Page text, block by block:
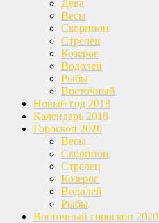
Дева
Весы
Скорпион
Стрелец
Козерог
Водолей
Рыбы
Восточный
Новый год 2018
Календарь 2018
Гороскоп 2020
Весы
Скорпион
Стрелец
Козерог
Водолей
Рыбы
Восточный гороскоп 2020